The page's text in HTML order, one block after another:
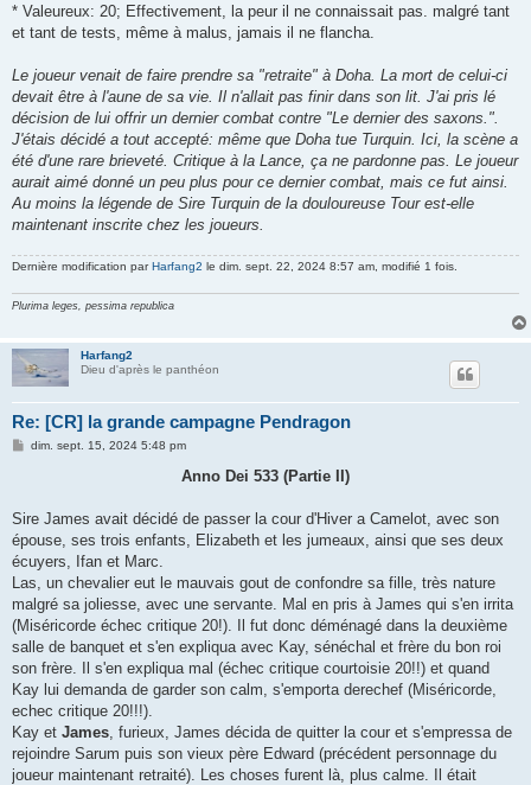
* Valeureux: 20; Effectivement, la peur il ne connaissait pas. malgré tant
et tant de tests, même à malus, jamais il ne flancha.
Le joueur venait de faire prendre sa "retraite" à Doha. La mort de celui-ci
devait être à l'aune de sa vie. Il n'allait pas finir dans son lit. J'ai pris lé
décision de lui offrir un dernier combat contre "Le dernier des saxons.".
J'étais décidé a tout accepté: même que Doha tue Turquin. Ici, la scène a
été d'une rare brieveté. Critique à la Lance, ça ne pardonne pas. Le joueur
aurait aimé donné un peu plus pour ce dernier combat, mais ce fut ainsi.
Au moins la légende de Sire Turquin de la douloureuse Tour est-elle
maintenant inscrite chez les joueurs.
Dernière modification parHarfang2 le dim. sept. 22, 2024 8:57 am, modifié 1 fois.
Plurima leges, pessima republica
Harfang2
Dieu d'après le panthéon
Re: [CR] la grande campagne Pendragon
M
g
dim. sept. 15, 2024 5:48 pm
Anno Dei 533 (Partie II)
Sire James avait décidé de passer la cour d'Hiver a Camelot, avec son
épouse, ses trois enfants, Elizabeth et les jumeaux, ainsi que ses deux
écuyers, Ifan et Marc.
Las, un chevalier eut le mauvais gout de confondre sa fille, très nature
malgré sa joliesse, avec une servante. Mal en pris à James qui s'en irrita
(Miséricorde échec critique 20!). Il fut donc déménagé dans la deuxième
salle de banquet et s'en expliqua avec Kay, sénéchal et frère du bon roi
son frère. Il s'en expliqua mal (échec critique courtoisie 20!!) et quand
Kay lui demanda de garder son calm, s'emporta derechef (Miséricorde,
echec critique 20!!!).
Kay et James , furieux, James décida de quitter la cour et s'empressa de
rejoindre Sarum puis son vieux père Edward (précédent personnage du
joueur maintenant retraité). Les choses furent là, plus calme. Il était